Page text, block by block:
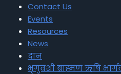
Contact Us
Events
Resources
News
दान
भृगुवंशी ब्राह्मण ऋषि